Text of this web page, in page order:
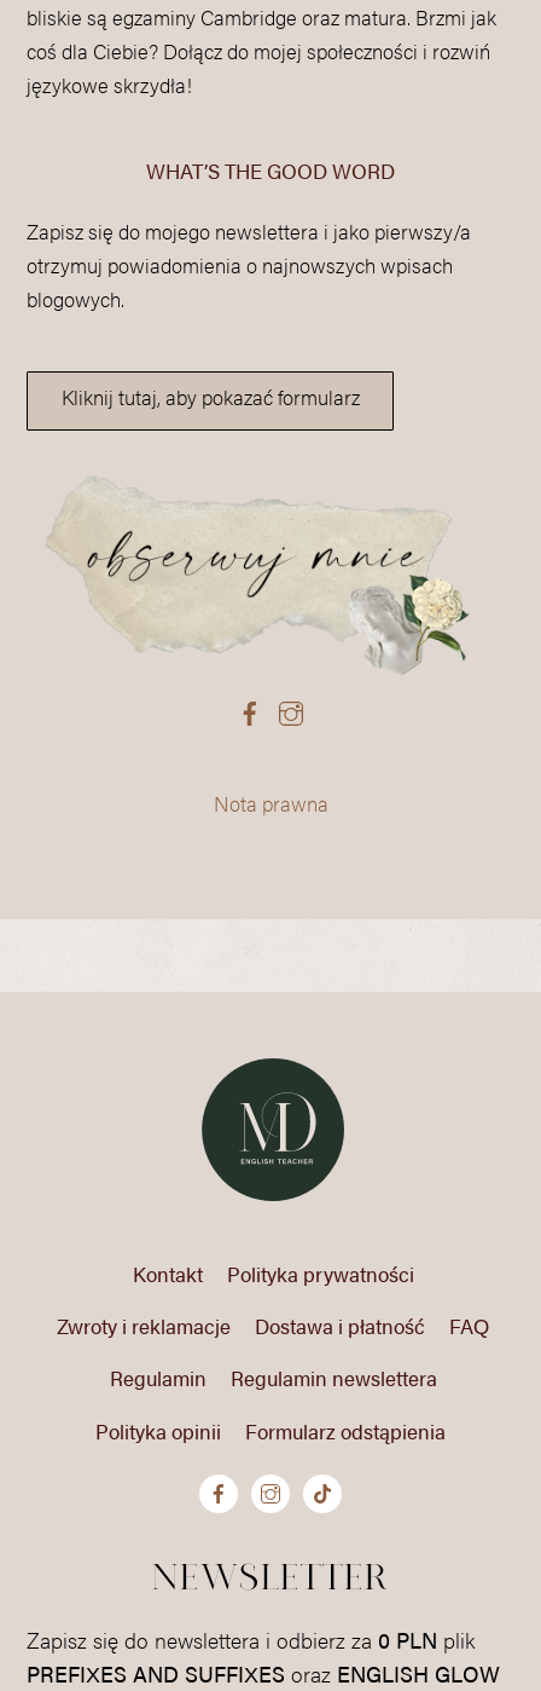
bliskie są egzaminy Cambridge oraz matura. Brzmi jak
coś dla Ciebie? Dołącz do mojej społeczności i rozwiń
językowe skrzydła!
WHAT’S THE GOOD WORD
Zapisz się do mojego newslettera i jako pierwszy/a
otrzymuj powiadomienia o najnowszych wpisach
blogowych.
Kliknij tutaj, aby pokazać formularz
Nota prawna
Kontakt
Polityka prywatności
Zwroty i reklamacje
Dostawa i płatność
FAQ
Regulamin
Regulamin newslettera
Polityka opinii
Formularz odstąpienia
newsletter
Zapisz się do newslettera i odbierz za 0 PLN plik
PREFIXES AND SUFFIXES oraz ENGLISH GLOW